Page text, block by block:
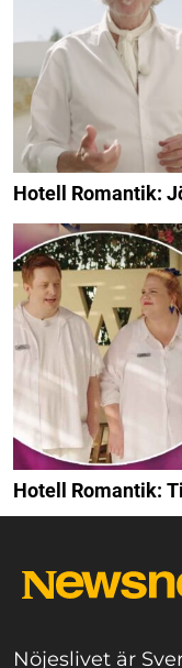
Hotell Romantik:
Hotell Romantik:
Nöjeslivet är